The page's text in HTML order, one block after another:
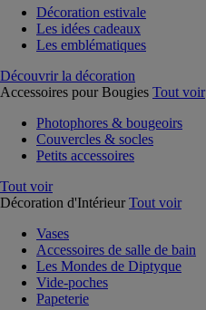
Décoration estivale
Les idées cadeaux
Les emblématiques
Découvrir la décoration
Accessoires pour Bougies Tout voir
Photophores & bougeoirs
Couvercles & socles
Petits accessoires
Tout voir
Décoration d'Intérieur Tout voir
Vases
Accessoires de salle de bain
Les Mondes de Diptyque
Vide-poches
Papeterie